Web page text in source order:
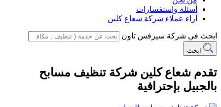
أسئلة واستفسارات
آراء عملاء شركة شعاع كلين
ابحث في شركة سيرفس تاون
ابحث
تقدم شعاع كلين شركة تنظيف مسابح
بالجبيل بإحترافية